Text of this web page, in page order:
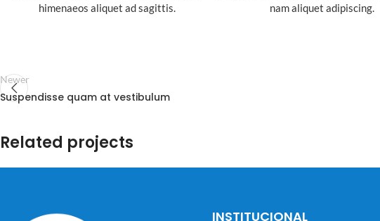
himenaeos aliquet ad sagittis.
nam aliquet adipiscing.
Newer
Suspendisse quam at vestibulum
Related projects
INSTITUCIONAL